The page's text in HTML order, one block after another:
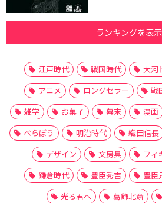
ランキングを表示
江戸時代 戦国時代 大河
アニメ
ロングセラー 戦
雑学
お菓子 幕末 漫画
べらぼう
明治時代 織田信長
デザイン
文房具 フィ
鎌倉時代
豊臣秀吉 豊臣
光る君へ
葛飾北斎